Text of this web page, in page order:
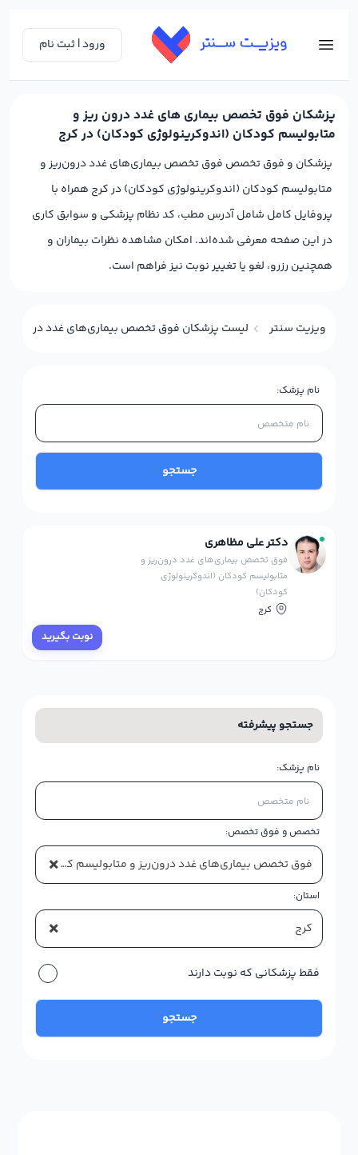
ورود | ثبت نام
پزشکان فوق تخصص بیماری های غدد درون ریز و
متابولیسم کودکان (اندوکرینولوژی کودکان) در کرج
پزشکان و فوق تخصص فوق تخصص بیماری‌های غدد درون‌ریز و
متابولیسم کودکان (اندوکرینولوژی کودکان) در کرج همراه با
پروفایل کامل شامل آدرس مطب، کد نظام پزشکی و سوابق کاری
در این صفحه معرفی شده‌اند. امکان مشاهده نظرات بیماران و
همچنین رزرو، لغو یا تغییر نوبت نیز فراهم است.
ویزیت سنتر لیست پزشکان فوق تخصص بیماری‌های غدد درون‌ریز
نام پزشک:
جستجو
دکتر علی مظاهری
فوق تخصص بیماری‌های غدد درون‌ریز و
متابولیسم کودکان (اندوکرینولوژی
کودکان)
کرج
نوبت بگیرید
جستجو پیشرفته
نام پزشک:
تخصص و فوق تخصص:
× فوق تخصص بیماری‌های غدد درون‌ریز و متابولیسم کودکان (اندوکرینولوژی کودکان)
استان:
× کرج
فقط پزشکانی که نوبت دارند
جستجو